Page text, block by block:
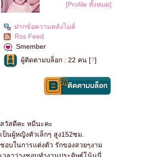
[Profile ทั้งหมด]
ฝากข้อความหลังไมค์
Rss Feed
Smember
ผู้ติดตามบล็อก : 22 คน [?]
สวัสดีคะ หมีนะคะ
เป็นผู้หญิงตัวเล็กๆ สูง152ซม.
ชอบในการแต่งตัว รักของสวยๆงาม